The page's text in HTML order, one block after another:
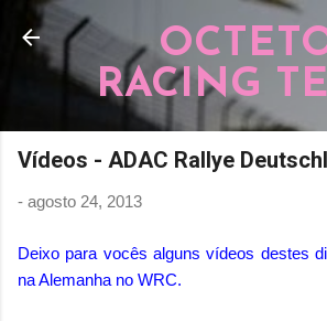
Pular para o conteúdo
RACING
Vídeos - ADAC Rallye
- agosto 24, 2013
Deixo para vocês alguns vídeos destes
na Alemanha no WRC.